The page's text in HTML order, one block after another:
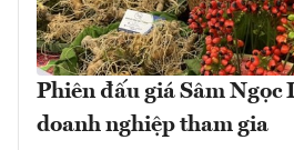
Phiên đấu giá Sâm Ngọc
doanh nghiệp tham gia